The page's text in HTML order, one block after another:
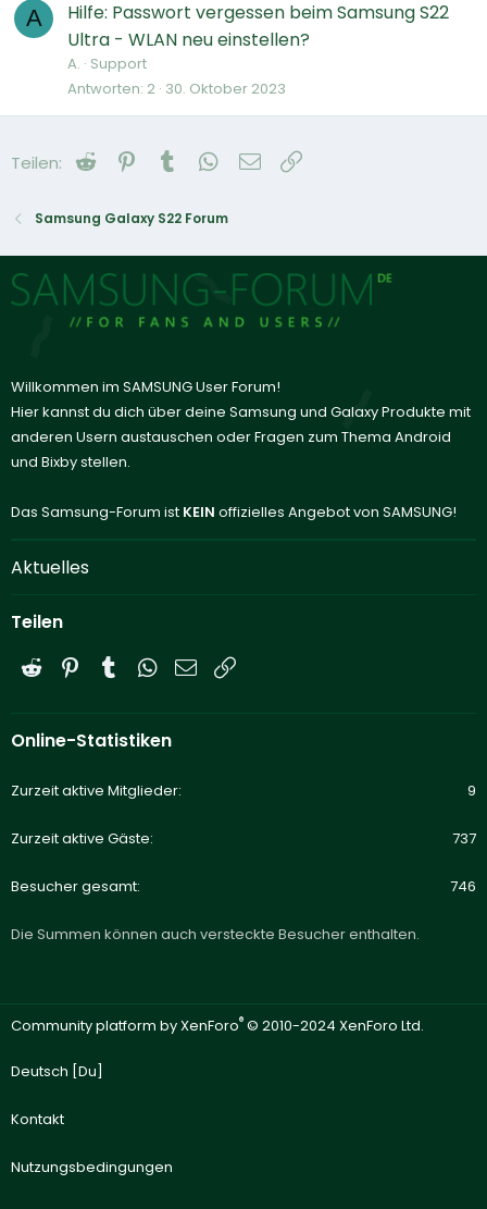
A
Hilfe: Passwort vergessen beim Samsung S22
Ultra - WLAN neu einstellen?
A. Support
Antworten 2 30. Oktober 2023
Teilen: Reddit Pinterest
Tumblr WhatsApp
E-Mail
Samsung Galaxy S22 Forum
Willkommen im SAMSUNG User Forum!
Hier kannst du dich über deine Samsung und Galaxy Produkte mit
anderen Usern austauschen oder Fragen zum Thema Android
und Bixby stellen.
Das Samsung-Forum ist KEIN offizielles Angebot von SAMSUNG!
Aktuelles
Teilen
Reddit PinterestTumblrWhatsApp
E-Mail
Online-Statistiken
Zurzeit aktive Mitglieder 9
Zurzeit aktive Gäste 737
Besucher gesamt 746
Die Summen können auch versteckte Besucher enthalten.
Community platform by XenForo® © 2010-2024 XenForo Ltd.
Deutsch [Du]
Kontakt
Nutzungsbedingungen